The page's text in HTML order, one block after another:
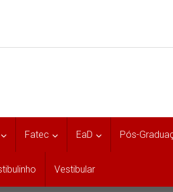
Fatec EaD Pós-
Vestibular